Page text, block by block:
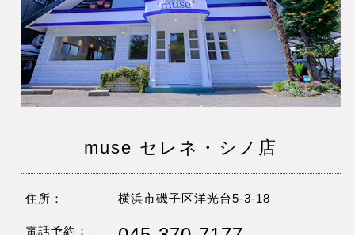
muse セレネ・シノ店
住所： 横浜市磯子区洋光台5-3-18
電話予約：